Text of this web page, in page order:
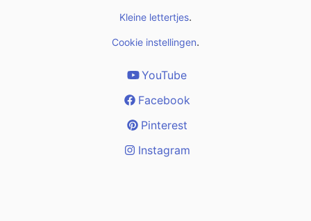
Kleine lettertjes.
Cookie instellingen.
YouTube
Facebook
Pinterest
Instagram